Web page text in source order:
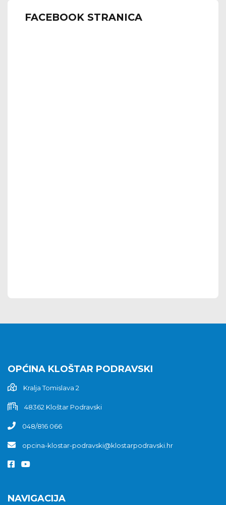
FACEBOOK STRANICA
OPĆINA KLOŠTAR PODRAVSKI
Kralja Tomislava 2
48362 Kloštar Podravski
048/816 066
opcina-klostar-podravski@klostarpodravski.hr
NAVIGACIJA